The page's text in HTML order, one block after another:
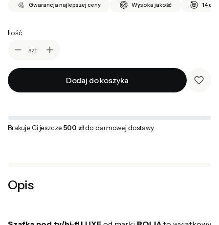
Gwarancja najlepszej ceny Wysoka jakość 14 dni
Ilość
szt
Dodaj do koszyka
Brakuje Ci jeszcze 500 złdo darmowej dostawy
Opis